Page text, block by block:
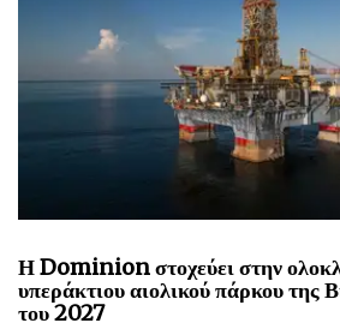
Η Dominion στοχεύει στην
υπεράκτιου αιολικού πάρκου της
του 2027